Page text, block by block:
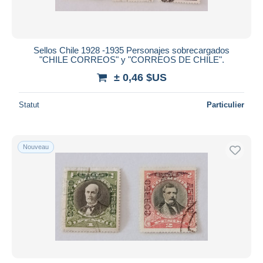
Sellos Chile 1928 -1935 Personajes sobrecargados
"CHILE CORREOS" y "CORREOS DE CHILE".
± 0,46 $US
Statut Particulier
Nouveau